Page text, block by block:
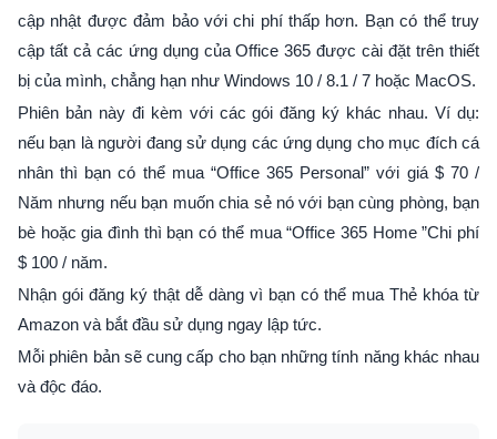
cập nhật được đảm bảo với chi phí thấp hơn. Bạn có thể truy
cập tất cả các ứng dụng của Office 365 được cài đặt trên thiết
bị của mình, chẳng hạn như Windows 10 / 8.1 / 7 hoặc MacOS.
Phiên bản này đi kèm với các gói đăng ký khác nhau. Ví dụ:
nếu bạn là người đang sử dụng các ứng dụng cho mục đích cá
nhân thì bạn có thể mua “Office 365 Personal” với giá $ 70 /
Năm nhưng nếu bạn muốn chia sẻ nó với bạn cùng phòng, bạn
bè hoặc gia đình thì bạn có thể mua “Office 365 Home ”Chi phí
$ 100 / năm.
Nhận gói đăng ký thật dễ dàng vì bạn có thể mua Thẻ khóa từ
Amazon và bắt đầu sử dụng ngay lập tức.
Mỗi phiên bản sẽ cung cấp cho bạn những tính năng khác nhau
và độc đáo.